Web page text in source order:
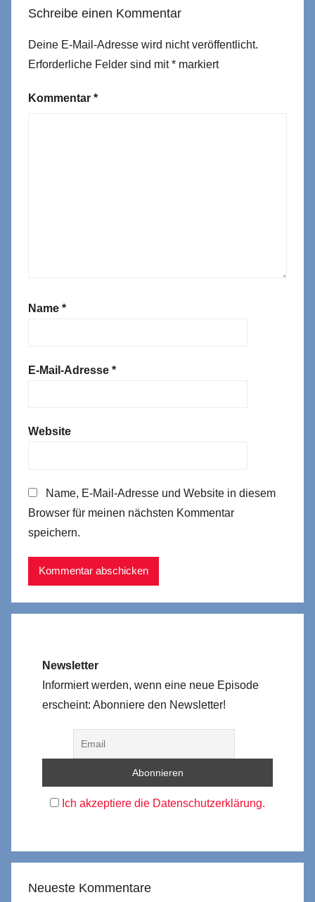
Schreibe einen Kommentar
Deine E-Mail-Adresse wird nicht veröffentlicht.
Erforderliche Felder sind mit* markiert
Kommentar *
Name *
E-Mail-Adresse *
Website
Name, E-Mail-Adresse und Website in diesem
Browser für meinen nächsten Kommentar
speichern.
Newsletter
Informiert werden, wenn eine neue Episode
erscheint: Abonniere den Newsletter!
Ich akzeptiere die Datenschutzerklärung.
Neueste Kommentare